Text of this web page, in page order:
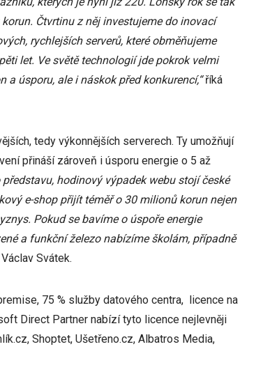
Čtvrtinu z něj investujeme do inovací
rychlejších serverů, které obměňujeme
let. Ve světě technologií jde pokrok velmi
a úsporu, ale i náskok před konkurencí,“říká
tedy výkonnějších serverech. Ty umožňují
přináší zároveň i úsporu energie o 5 až
představu, hodinový výpadek webu stojí české
e-shop přijít téměř o 30 milionů korun nejen
Pokud se bavíme o úspoře energie
a funkční železo nabízíme školám, případně
Svátek.
75 % služby datového centra, licence na
Direct Partner nabízí tyto licence nejlevněji
Shoptet, Ušetřeno.cz, Albatros Media,